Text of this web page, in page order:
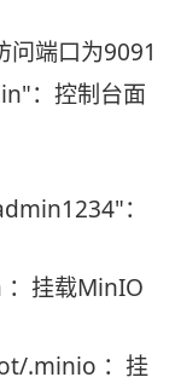
端口为9091
：控制台面
：
挂载MinIO
.minio ：挂